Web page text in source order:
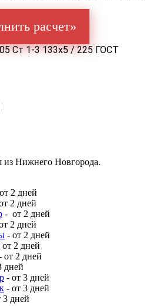
расчет»
Ст 1-3 133x5 / 225 ГОСТ
из Нижнего Новгорода.
2 дней
2 дней
- от 2 дней
2 дней
- от 2 дней
от 2 дней
от 2 дней
дней
- от 3 дней
- от 3 дней
3 дней